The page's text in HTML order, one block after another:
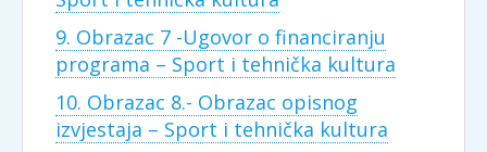
9. Obrazac 7 -Ugovor o financiranju
programa – Sport i tehnička kultura
10. Obrazac 8.- Obrazac opisnog
izvjestaja – Sport i tehnička kultura